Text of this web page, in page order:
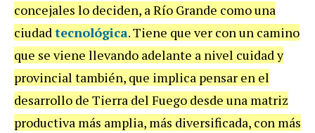
concejales lo deciden, a Río Grande como una
ciudadtecnológica. Tiene que ver con un camino
que se viene llevando adelante a nivel cuidad y
provincial también, que implica pensar en el
desarrollo de Tierra del Fuego desde una matriz
productiva más amplia, más diversificada, con más